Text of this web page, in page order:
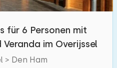
für 6 Personen mit
im Overijssel
> Den Ham